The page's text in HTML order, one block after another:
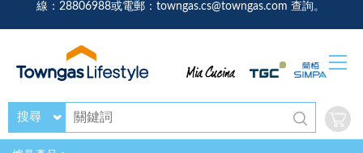
線：28806988或電郵：towngas.cs@towngas.com 查詢。
搜尋